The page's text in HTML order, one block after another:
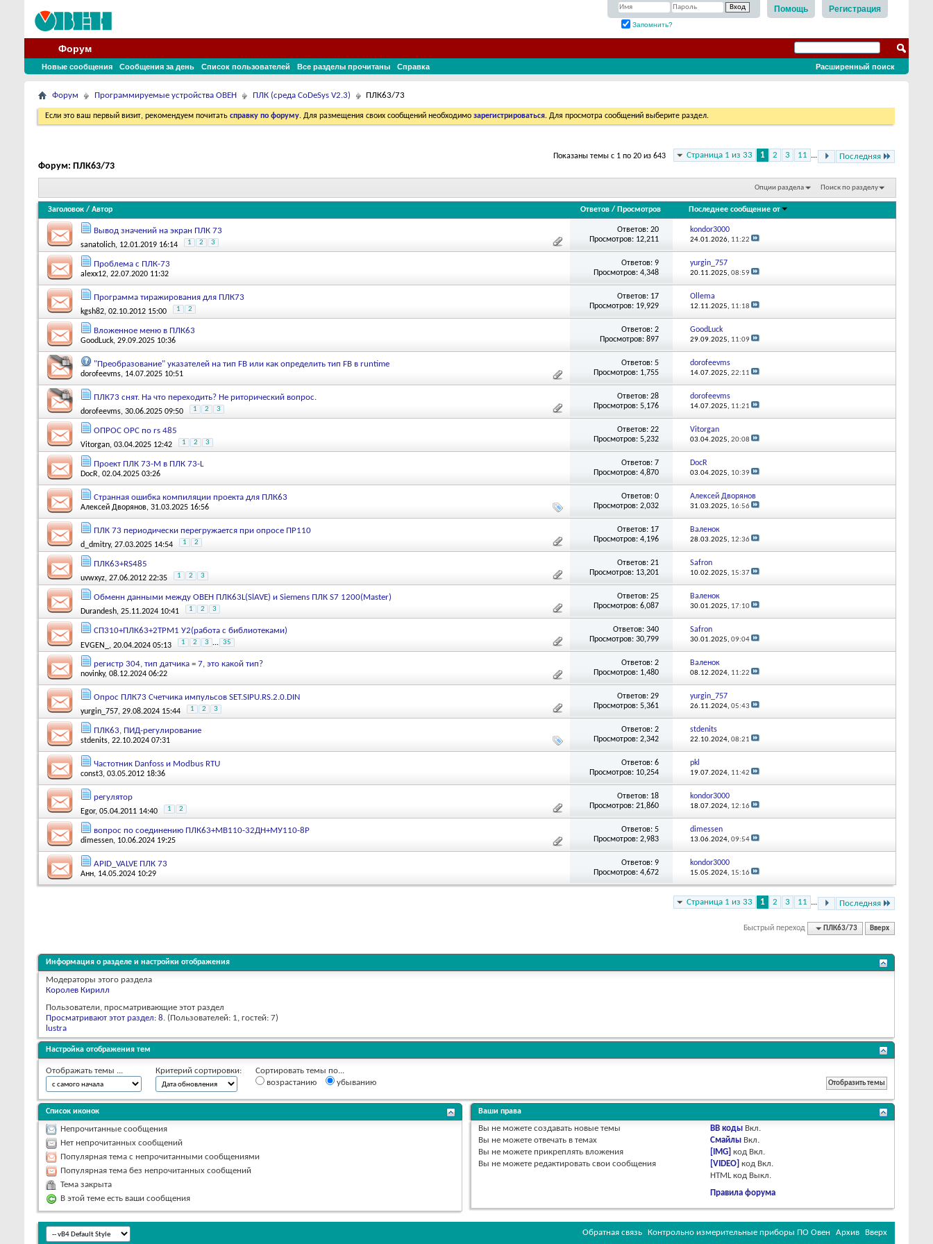
Регистрация
Помощь
Запомнить?
Форум
Новые сообщения Сообщения за день Список пользователей Все разделы прочитаны Справка Расширенный поиск
Форум Программируемые устройства ОВЕН ПЛК (среда CoDeSys V2.3) ПЛК63/73
Если это ваш первый визит, рекомендуем почитать справку по форуму. Для размещения своих сообщений необходимо зарегистрироваться. Для просмотра сообщений выберите раздел.
Страница 1 из 33 1 2 3 11 ... Последняя
Показаны темы с 1 по 20 из 643
Форум: ПЛК63/73
Опции раздела Поиск по разделу
Заголовок / Автор Ответов / Просмотров Последнее сообщение от
Вывод значений на экран ПЛК 73
sanatolich, 12.01.2019 16:14 1 2 3
Ответов: 20
Просмотров: 12,211
kondor3000
24.01.2026, 11:22
Проблема с ПЛК-73
alexx12, 22.07.2020 11:32
Ответов: 9
Просмотров: 4,348
yurgin_757
20.11.2025, 08:59
Программа тиражирования для ПЛК73
kgsh82, 02.10.2012 15:00 1 2
Ответов: 17
Просмотров: 19,929
Ollema
12.11.2025, 11:18
Вложенное меню в ПЛК63
GoodLuck, 29.09.2025 10:36
Ответов: 2
Просмотров: 897
GoodLuck
29.09.2025, 11:09
"Преобразование" указателей на тип FB или как определить тип FB в runtime
dorofeevms, 14.07.2025 10:51
Ответов: 5
Просмотров: 1,755
dorofeevms
14.07.2025, 22:11
ПЛК73 снят. На что переходить? Не риторический вопрос.
dorofeevms, 30.06.2025 09:50 1 2 3
Ответов: 28
Просмотров: 5,176
dorofeevms
14.07.2025, 11:21
ОПРОС OPC по rs 485
Vitorgan, 03.04.2025 12:42 1 2 3
Ответов: 22
Просмотров: 5,232
Vitorgan
03.04.2025, 20:08
Проект ПЛК 73-М в ПЛК 73-L
DocR, 02.04.2025 03:26
Ответов: 7
Просмотров: 4,870
DocR
03.04.2025, 10:39
Странная ошибка компиляции проекта для ПЛК63
Алексей Дворянов, 31.03.2025 16:56
Ответов: 0
Просмотров: 2,032
Алексей Дворянов
31.03.2025, 16:56
ПЛК 73 периодически перегружается при опросе ПР110
d_dmitry, 27.03.2025 14:54 1 2
Ответов: 17
Просмотров: 4,196
Валенок
28.03.2025, 12:36
ПЛК63+RS485
uvwxyz, 27.06.2012 22:35 1 2 3
Ответов: 21
Просмотров: 13,201
Safron
10.02.2025, 15:37
Обменн данными между ОВЕН ПЛК63L(SlAVE) и Siemens ПЛК S7 1200(Master)
Durandesh, 25.11.2024 10:41 1 2 3
Ответов: 25
Просмотров: 6,087
Валенок
30.01.2025, 17:10
СП310+ПЛК63+2ТРМ1 У2(работа с библиотеками)
EVGEN_ , 20.04.2024 05:13 1 2 3 ... 35
Ответов: 340
Просмотров: 30,799
Safron
30.01.2025, 09:04
регистр 304, тип датчика = 7, это какой тип?
novinky, 08.12.2024 06:22
Ответов: 2
Просмотров: 1,480
Валенок
08.12.2024, 11:22
Опрос ПЛК73 Счетчика импульсов SET.SIPU.RS.2.0.DIN
yurgin_757, 29.08.2024 15:44 1 2 3
Ответов: 29
Просмотров: 5,361
yurgin_757
26.11.2024, 05:43
ПЛК63, ПИД-регулирование
stdenits, 22.10.2024 07:31
Ответов: 2
Просмотров: 2,342
stdenits
22.10.2024, 08:21
Частотник Danfoss и Modbus RTU
const3, 03.05.2012 18:36
Ответов: 6
Просмотров: 10,254
pkl
19.07.2024, 11:42
регулятор
Egor, 05.04.2011 14:40 1 2
Ответов: 18
Просмотров: 21,860
kondor3000
18.07.2024, 12:16
вопрос по соединению ПЛК63+МВ110-32ДН+МУ110-8Р
dimessen, 10.06.2024 19:25
Ответов: 5
Просмотров: 2,983
dimessen
13.06.2024, 09:54
APID_VALVE ПЛК 73
Анн, 14.05.2024 10:29
Ответов: 9
Просмотров: 4,672
kondor3000
15.05.2024, 15:16
Страница 1 из 33 1 2 3 11 ... Последняя
Быстрый переход ПЛК63/73 Вверх
Информация о разделе и настройки отображения
Модераторы этого раздела
Королев Кирилл
Пользователи, просматривающие этот раздел
Просматривают этот раздел: 8. (Пользователей: 1, гостей: 7)
lustra
Настройка отображения тем
Отображать темы ... Критерий сортировки:
Сортировать темы по...
возрастанию
убыванию
Список иконок
Непрочитанные сообщения
Нет непрочитанных сообщений
Популярная тема с непрочитанными сообщениями
Популярная тема без непрочитанных сообщений
Тема закрыта
В этой теме есть ваши сообщения
Ваши права
Вы не можете создавать новые темы
Вы не можете отвечать в темах
Вы не можете прикреплять вложения
Вы не можете редактировать свои сообщения
BB коды Вкл.
Смайлы Вкл.
[IMG] код Вкл.
[VIDEO] код Вкл.
HTML код Выкл.
Правила форума
Обратная связь Контрольно измерительные приборы ПО Овен Архив Вверх